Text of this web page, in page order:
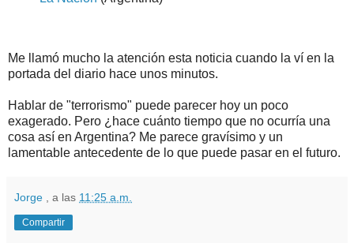
Me llamó mucho la atención esta noticia cuando la ví en la
portada del diario hace unos minutos.
Hablar de "terrorismo" puede parecer hoy un poco
exagerado. Pero ¿hace cuánto tiempo que no ocurría una
cosa así en Argentina? Me parece gravísimo y un
lamentable antecedente de lo que puede pasar en el futuro.
Jorge , a las 11:25 a.m.
Compartir